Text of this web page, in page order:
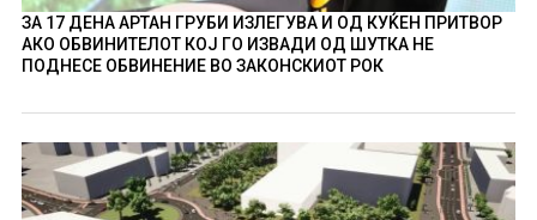
ЗА 17 ДЕНА АРТАН ГРУБИ ИЗЛЕГУВА И ОД КУЌЕН ПРИТВОР
АКО ОБВИНИТЕЛОТ КОЈ ГО ИЗВАДИ ОД ШУТКА НЕ
ПОДНЕСЕ ОБВИНЕНИЕ ВО ЗАКОНСКИОТ РОК